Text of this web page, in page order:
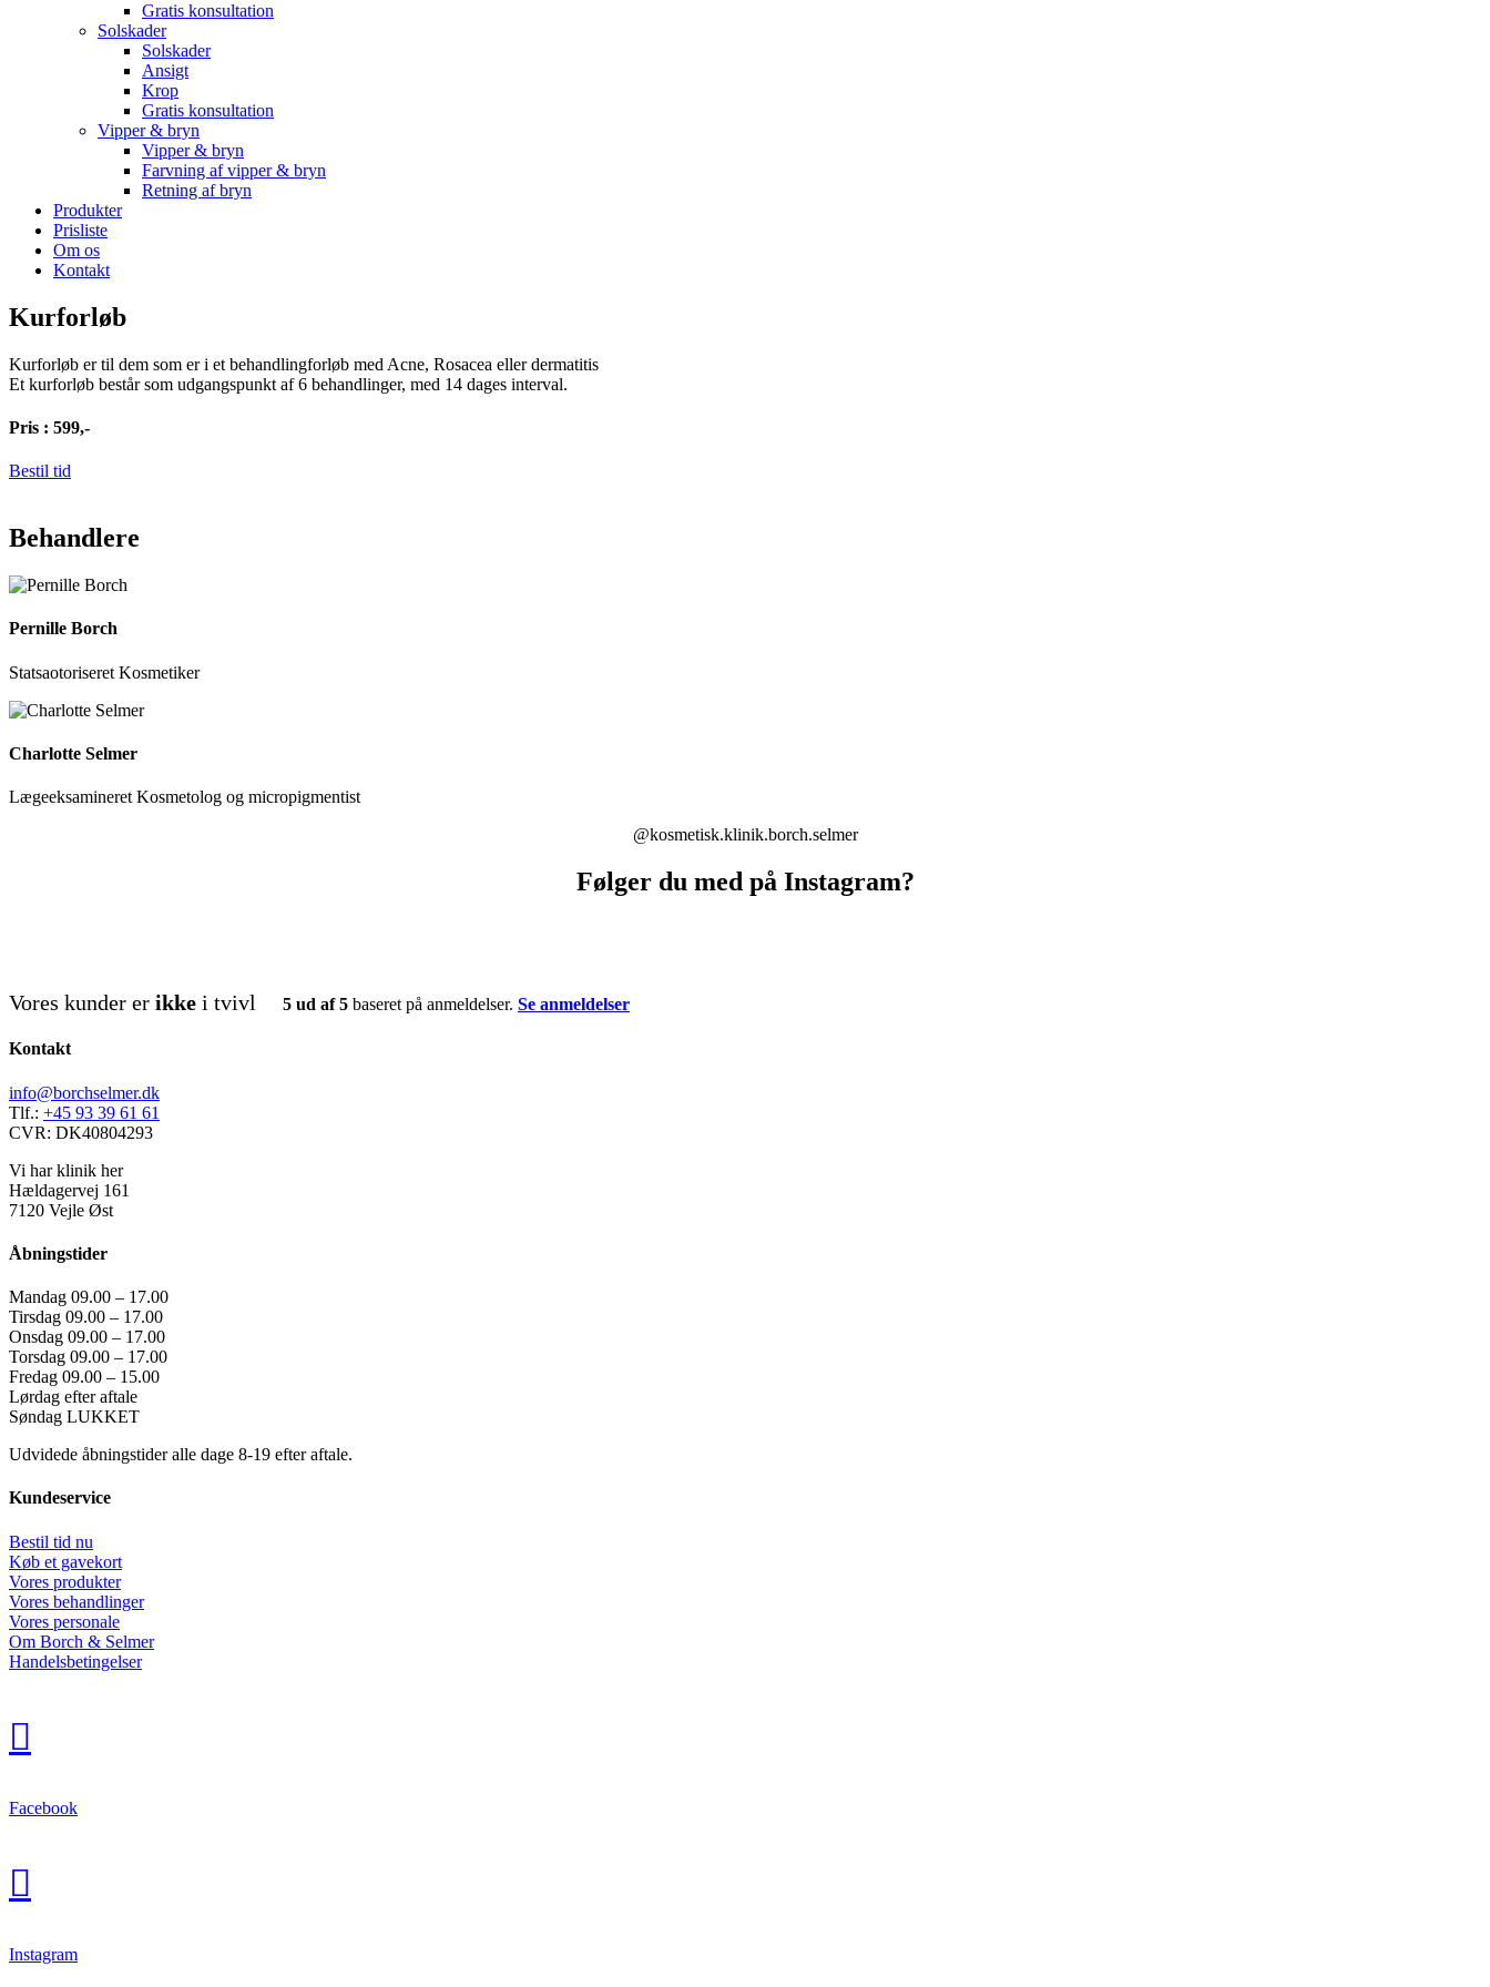
Gratis konsultation
Solskader
Solskader
Ansigt
Krop
Gratis konsultation
Vipper & bryn
Vipper & bryn
Farvning af vipper & bryn
Retning af bryn
Produkter
Prisliste
Om os
Kontakt
Kurforløb
Kurforløb er til dem som er i et behandlingforløb med Acne, Rosacea eller dermatitis
Et kurforløb består som udgangspunkt af 6 behandlinger, med 14 dages interval.
Pris : 599,-
Bestil tid
Behandlere
Pernille Borch
Statsaotoriseret Kosmetiker
Charlotte Selmer
Lægeeksamineret Kosmetolog og micropigmentist
@kosmetisk.klinik.borch.selmer
Følger du med på Instagram?
Vores kunder er ikke i tvivl 5 ud af 5 baseret på anmeldelser. Se anmeldelser
Kontakt
info@borchselmer.dk
Tlf.: +45 93 39 61 61
CVR: DK40804293
Vi har klinik her
Hældagervej 161
7120 Vejle Øst
Åbningstider
Mandag 09.00 – 17.00
Tirsdag 09.00 – 17.00
Onsdag 09.00 – 17.00
Torsdag 09.00 – 17.00
Fredag 09.00 – 15.00
Lørdag efter aftale
Søndag LUKKET
Udvidede åbningstider alle dage 8-19 efter aftale.
Kundeservice
Bestil tid nu
Køb et gavekort
Vores produkter
Vores behandlinger
Vores personale
Om Borch & Selmer
Handelsbetingelser

Facebook

Instagram